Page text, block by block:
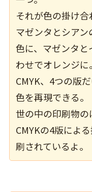
それが色の掛け合
マゼンタとシア
色に、マゼンタ
わせでオレンジに。
CMYK、4つの版
色を再現できる。
世の中の印刷物の
CMYKの4版によ
刷されているよ。